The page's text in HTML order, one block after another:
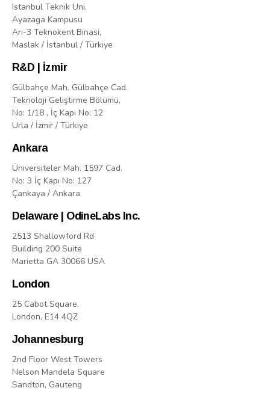
Istanbul Teknik Uni.
Ayazaga Kampusu
Arı-3 Teknokent Binasi,
Maslak / İstanbul / Türkiye
R&D | İzmir
Gülbahçe Mah. Gülbahçe Cad.
Teknoloji Geliştirme Bölümü,
No: 1/18 , İç Kapı No: 12
Urla / İzmir / Türkiye
Ankara
Üniversiteler Mah. 1597 Cad.
No: 3 İç Kapı No: 127
Çankaya / Ankara
Delaware | OdineLabs Inc.
2513 Shallowford Rd
Building 200 Suite
Marietta GA 30066 USA
London
25 Cabot Square,
London, E14 4QZ
Johannesburg
2nd Floor West Towers
Nelson Mandela Square
Sandton, Gauteng